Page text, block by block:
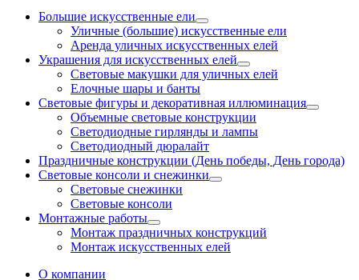
Большие искусственные ели
Уличные (большие) искусственные ели
Аренда уличных искусственных елей
Украшения для искусственных елей
Световые макушки для уличных елей
Елочные шары и банты
Световые фигуры и декоративная иллюминация
Объемные световые конструкции
Светодиодные гирлянды и лампы
Светодиодный дюралайт
Праздничные конструкции (День победы, День города)
Световые консоли и снежинки
Световые снежинки
Световые консоли
Монтажные работы
Монтаж праздничных конструкций
Монтаж искусственных елей
О компании